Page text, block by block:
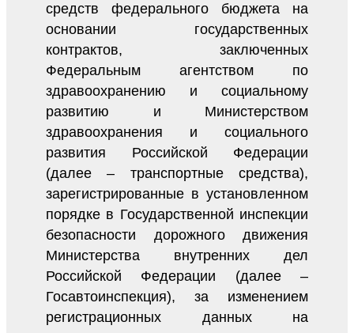
средств федерального бюджета на
основании государственных
контрактов, заключенных
Федеральным агентством по
здравоохранению и социальному
развитию и Министерством
здравоохранения и социального
развития Российской Федерации
(далее – транспортные средства),
зарегистрированные в установленном
порядке в Государственной инспекции
безопасности дорожного движения
Министерства внутренних дел
Российской Федерации (далее –
Госавтоинспекция), за изменением
регистрационных данных на